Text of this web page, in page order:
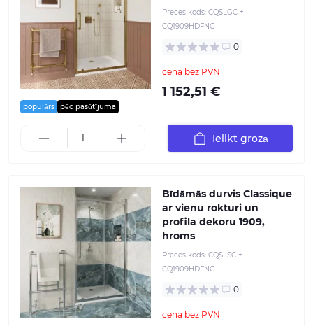
populārs pēc pasūtījuma
Preces kods: CQSLGC +
CQ1909HDFNG
0
cena bez PVN
1 152,51 €
Ielikt grozā
Bīdāmās durvis Classique
ar vienu rokturi un
profila dekoru 1909,
hroms
Preces kods: CQSLSC +
CQ1909HDFNC
0
cena bez PVN